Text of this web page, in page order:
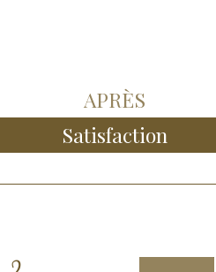
APRÈS
Satisfaction